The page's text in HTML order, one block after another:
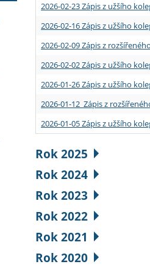
2026-02-23 Zápis z užšího
2026-02-16 Zápis z užšího
2026-02-09 Zápis z
2026-02-02 Zápis z užšího
2026-01-26 Zápis z užšího
2026-01-12 Zápis z
2026-01-05 Zápis z užšího
Rok 2025
Rok 2024
Rok 2023
Rok 2022
Rok 2021
Rok 2020